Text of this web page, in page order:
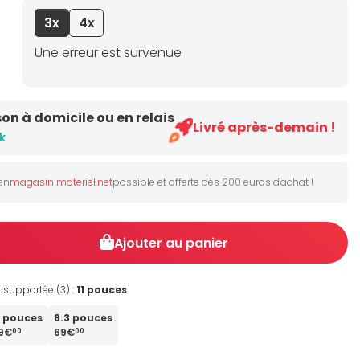
3x
4x
Une erreur est survenue
à domicile ou en relais
Livré après-demain !
magasin materiel.netpossible et offerte dès 200 euros d'achat !
Ajouter au panier
supportée (3) :11 pouces
pouces
00
8.3 pouces
69€00